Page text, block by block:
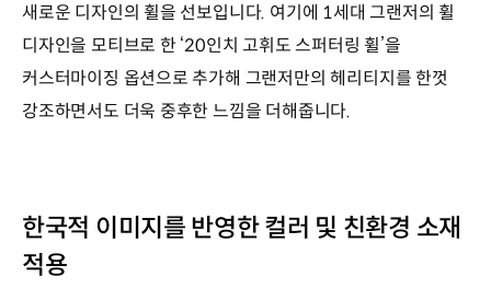
새로운 디자인의 휠을 선보입니다. 여기에 1세대 그랜저의 휠
디자인을 모티브로 한 ‘20인치 고휘도 스퍼터링 휠’을
커스터마이징 옵션으로 추가해 그랜저만의 헤리티지를 한껏
강조하면서도 더욱 중후한 느낌을 더해줍니다.
한국적 이미지를 반영한 컬러 및 친환경 소재
적용